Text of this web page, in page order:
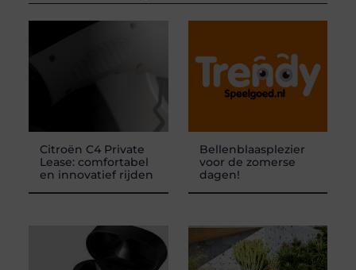
Citroën C4 Private
Lease: comfortabel
en innovatief rijden
Bellenblaasplezier
voor de zomerse
dagen!